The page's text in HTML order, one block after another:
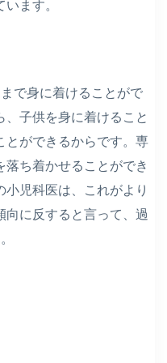
ます。
で身に着けることがで
、子供を身に着けること
とができるからです。専
ち着かせることができ
児科医は、これがより
向に反すると言って、過